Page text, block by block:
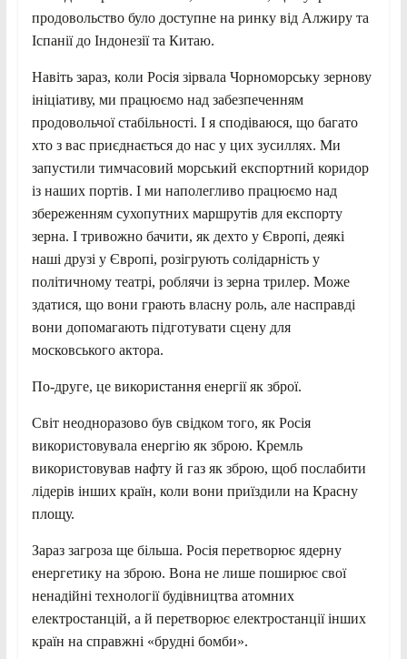
продовольство було доступне на ринку від Алжиру та
Іспанії до Індонезії та Китаю.
Навіть зараз, коли Росія зірвала Чорноморську зернову
ініціативу, ми працюємо над забезпеченням
продовольчої стабільності. І я сподіваюся, що багато
хто з вас приєднається до нас у цих зусиллях. Ми
запустили тимчасовий морський експортний коридор
із наших портів. І ми наполегливо працюємо над
збереженням сухопутних маршрутів для експорту
зерна. І тривожно бачити, як дехто у Європі, деякі
наші друзі у Європі, розігрують солідарність у
політичному театрі, роблячи із зерна трилер. Може
здатися, що вони грають власну роль, але насправді
вони допомагають підготувати сцену для
московського актора.
По-друге, це використання енергії як зброї.
Світ неодноразово був свідком того, як Росія
використовувала енергію як зброю. Кремль
використовував нафту й газ як зброю, щоб послабити
лідерів інших країн, коли вони приїздили на Красну
площу.
Зараз загроза ще більша. Росія перетворює ядерну
енергетику на зброю. Вона не лише поширює свої
ненадійні технології будівництва атомних
електростанцій, а й перетворює електростанції інших
країн на справжні «брудні бомби».